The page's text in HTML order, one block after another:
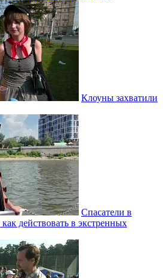
Клоуны захватили
Спасатели в
действовать в экстренных